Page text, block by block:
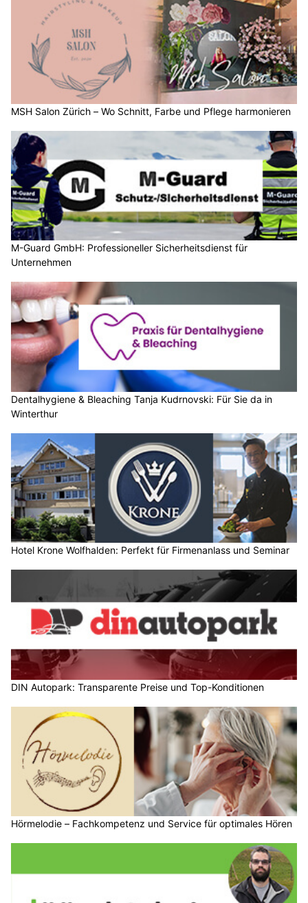
MSH Salon Zürich – Wo Schnitt, Farbe und Pflege harmonieren
M-Guard GmbH: Professioneller Sicherheitsdienst für
Unternehmen
Dentalhygiene & Bleaching Tanja Kudrnovski: Für Sie da in
Winterthur
Hotel Krone Wolfhalden: Perfekt für Firmenanlass und Seminar
DIN Autopark: Transparente Preise und Top-Konditionen
Hörmelodie – Fachkompetenz und Service für optimales Hören